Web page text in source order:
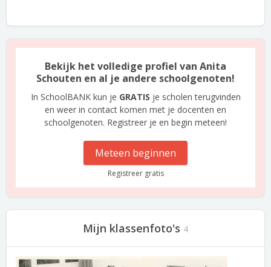
Bekijk het volledige profiel van Anita
Schouten en al je andere schoolgenoten!
In SchoolBANK kun je GRATIS je scholen terugvinden
en weer in contact komen met je docenten en
schoolgenoten. Registreer je en begin meteen!
Meteen beginnen
Registreer gratis
Mijn klassenfoto's 4